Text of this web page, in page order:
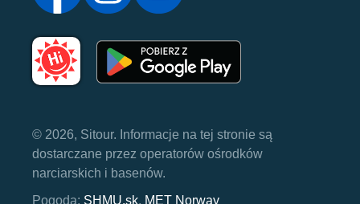
© 2026, Sitour. Informacje na tej stronie są
dostarczane przez operatorów ośrodków
narciarskich i basenów.
Pogoda: SHMU.sk, MET Norway